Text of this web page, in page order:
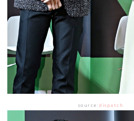
source: dispatch